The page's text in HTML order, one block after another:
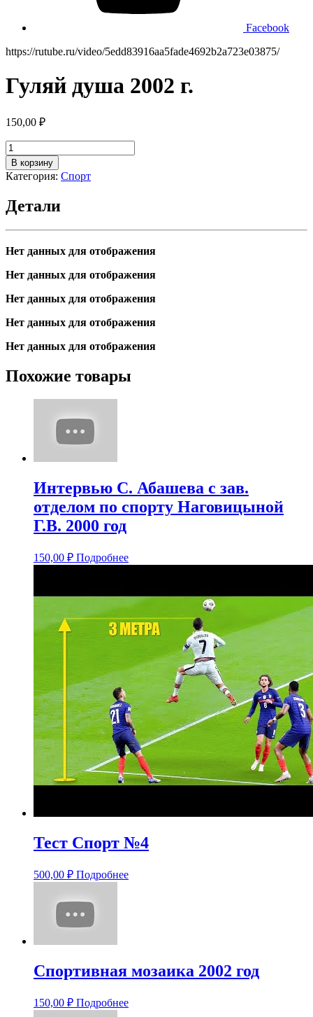
Facebook
https://rutube.ru/video/5edd83916aa5fade4692b2a723e03875/
Гуляй душа 2002 г.
150,00 ₽
Количество
товара
Гуляй
душа
г.
В корзину
Категория: Спорт
Детали
Нет данных для отображения
Нет данных для отображения
Нет данных для отображения
Нет данных для отображения
Нет данных для отображения
Похожие товары
Интервью С. Абашева с зав.
отделом по спорту Наговицыной
Г.В. 2000 год
150,00 ₽ Подробнее
Тест Спорт №4
500,00 ₽ Подробнее
Спортивная мозаика 2002 год
150,00 ₽ Подробнее